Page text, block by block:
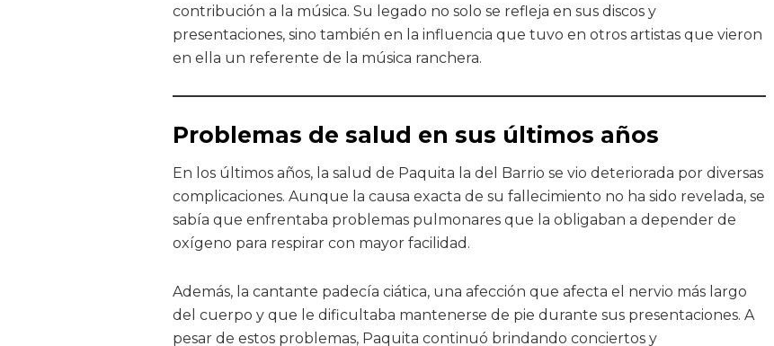
contribución a la música. Su legado no solo se refleja en sus discos y
presentaciones, sino también en la influencia que tuvo en otros artistas que vieron
en ella un referente de la música ranchera.
Problemas de salud en sus últimos años
En los últimos años, la salud de Paquita la del Barrio se vio deteriorada por diversas
complicaciones. Aunque la causa exacta de su fallecimiento no ha sido revelada, se
sabía que enfrentaba problemas pulmonares que la obligaban a depender de
oxígeno para respirar con mayor facilidad.
Además, la cantante padecía ciática, una afección que afecta el nervio más largo
del cuerpo y que le dificultaba mantenerse de pie durante sus presentaciones. A
pesar de estos problemas, Paquita continuó brindando conciertos y